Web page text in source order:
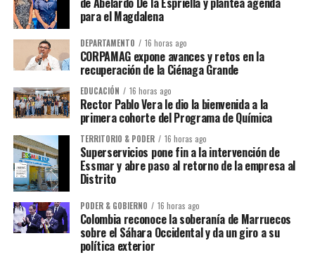
para el Magdalena
DEPARTAMENTO 16 horas ago
CORPAMAG expone avances y retos en la
recuperación de la Ciénaga Grande
EDUCACIÓN 16 horas ago
Rector Pablo Vera le dio la bienvenida a la
primera cohorte del Programa de Química
TERRITORIO & PODER 16 horas ago
Superservicios pone fin a la intervención de
Essmar y abre paso al retorno de la empresa al
Distrito
PODER & GOBIERNO 16 horas ago
Colombia reconoce la soberanía de Marruecos
sobre el Sáhara Occidental y da un giro a su
política exterior